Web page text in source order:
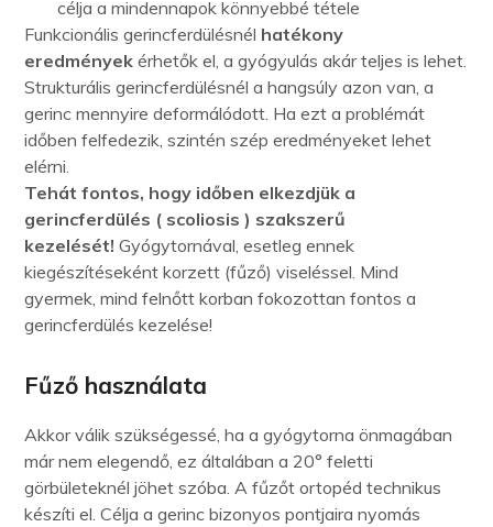
célja a mindennapok könnyebbé tétele
Funkcionális gerincferdülésnél hatékony
eredmények érhetők el, a gyógyulás akár teljes is lehet.
Strukturális gerincferdülésnél a hangsúly azon van, a
gerinc mennyire deformálódott. Ha ezt a problémát
időben felfedezik, szintén szép eredményeket lehet
elérni.
Tehát fontos, hogy időben elkezdjük a
gerincferdülés ( scoliosis ) szakszerű
kezelését! Gyógytornával, esetleg ennek
kiegészítéseként korzett (fűző) viseléssel. Mind
gyermek, mind felnőtt korban fokozottan fontos a
gerincferdülés kezelése!
Fűző használata
Akkor válik szükségessé, ha a gyógytorna önmagában
már nem elegendő, ez általában a 20° feletti
görbületeknél jöhet szóba. A fűzőt ortopéd technikus
készíti el. Célja a gerinc bizonyos pontjaira nyomás